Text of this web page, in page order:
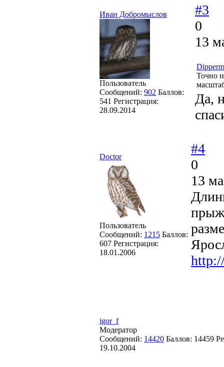
Иван Добромыслов
Пользователь
Сообщений: 902 Баллов:
541 Регистрация:
28.09.2014
#3
0
13
Точно
Да,
Doctor
Пользователь
Сообщений: 1215 Баллов:
607 Регистрация:
18.01.2006
#4
0
13
igor_f
Модератор
Сообщений: 14420 Баллов: 14459
19.10.2004